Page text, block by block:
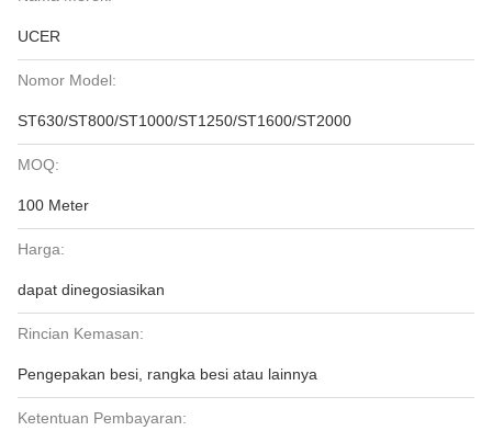
UCER
Nomor Model:
ST630/ST800/ST1000/ST1250/ST1600/ST2000
MOQ:
100 Meter
Harga:
dapat dinegosiasikan
Rincian Kemasan:
Pengepakan besi, rangka besi atau lainnya
Ketentuan Pembayaran: